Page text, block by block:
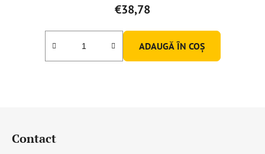
€38,78
ADAUGĂ ÎN COŞ
Contact